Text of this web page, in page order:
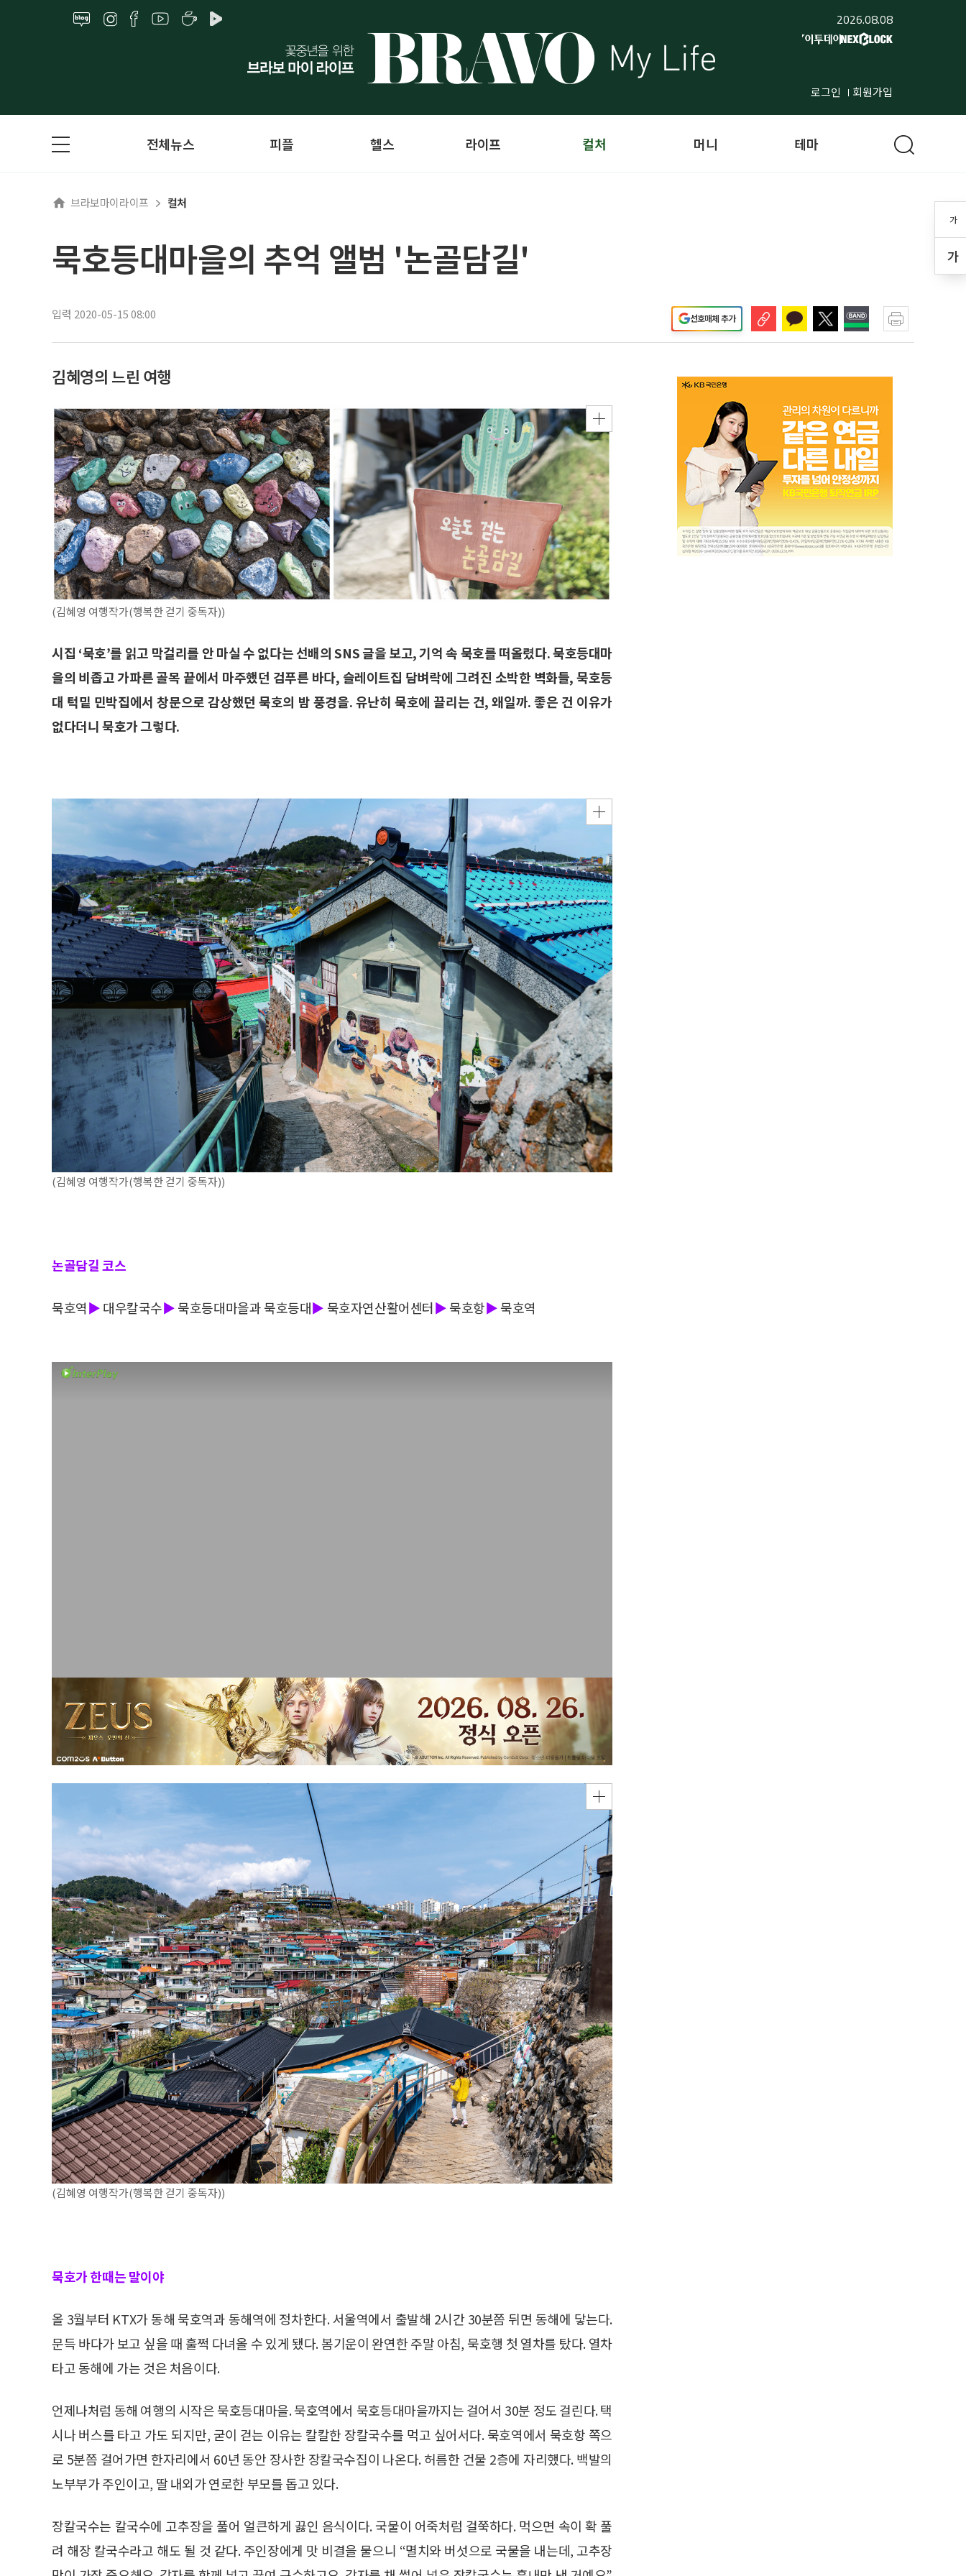
2026.08.08
로그인 회원가입
가
가
전체뉴스 피플 헬스 라이프 컬처 머니 테마
브라보마이라이프 컬처
묵호등대마을의 추억 앨범 '논골담길'
입력 2020-05-15 08:00 선호매체 추가
김혜영의 느린 여행
(김혜영 여행작가(행복한 걷기 중독자))
시집 ‘묵호’를 읽고 막걸리를 안 마실 수 없다는 선배의 SNS 글을 보고, 기억 속 묵호를 떠올렸다. 묵호등대마
을의 비좁고 가파른 골목 끝에서 마주했던 검푸른 바다, 슬레이트집 담벼락에 그려진 소박한 벽화들, 묵호등
대 턱밑 민박집에서 창문으로 감상했던 묵호의 밤 풍경을. 유난히 묵호에 끌리는 건, 왜일까. 좋은 건 이유가
없다더니 묵호가 그렇다.
(김혜영 여행작가(행복한 걷기 중독자))
논골담길 코스
묵호역▶대우칼국수▶묵호등대마을과 묵호등대▶ 묵호자연산활어센터▶묵호항▶묵호역
(김혜영 여행작가(행복한 걷기 중독자))
묵호가 한때는 말이야
올 3월부터 KTX가 동해 묵호역과 동해역에 정차한다. 서울역에서 출발해 2시간 30분쯤 뒤면 동해에 닿는다.
문득 바다가 보고 싶을 때 훌쩍 다녀올 수 있게 됐다. 봄기운이 완연한 주말 아침, 묵호행 첫 열차를 탔다. 열차
타고 동해에 가는 것은 처음이다.
언제나처럼 동해 여행의 시작은 묵호등대마을. 묵호역에서 묵호등대마을까지는 걸어서 30분 정도 걸린다. 택
시나 버스를 타고 가도 되지만, 굳이 걷는 이유는 칼칼한 장칼국수를 먹고 싶어서다. 묵호역에서 묵호항 쪽으
로 5분쯤 걸어가면 한자리에서 60년 동안 장사한 장칼국수집이 나온다. 허름한 건물 2층에 자리했다. 백발의
노부부가 주인이고, 딸 내외가 연로한 부모를 돕고 있다.
장칼국수는 칼국수에 고추장을 풀어 얼큰하게 끓인 음식이다. 국물이 어죽처럼 걸쭉하다. 먹으면 속이 확 풀
려 해장 칼국수라고 해도 될 것 같다. 주인장에게 맛 비결을 물으니 “멸치와 버섯으로 국물을 내는데, 고추장